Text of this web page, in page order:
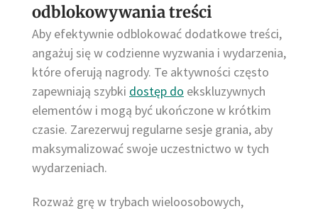
odblokowywania treści
Aby efektywnie odblokować dodatkowe treści,
angażuj się w codzienne wyzwania i wydarzenia,
które oferują nagrody. Te aktywności często
zapewniają szybki dostęp do ekskluzywnych
elementów i mogą być ukończone w krótkim
czasie. Zarezerwuj regularne sesje grania, aby
maksymalizować swoje uczestnictwo w tych
wydarzeniach.
Rozważ grę w trybach wieloosobowych,